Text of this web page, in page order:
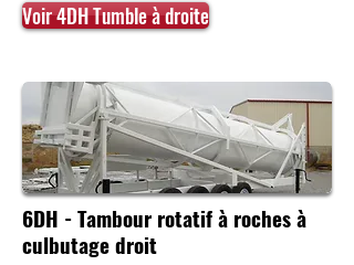
Voir 4DH Tumble à droite
6DH - Tambour rotatif à roches à
culbutage droit